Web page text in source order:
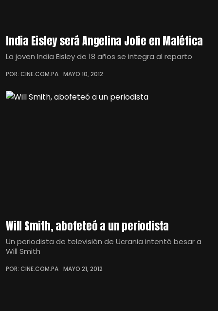
India Eisley será Angelina Jolie en Maléfica
La joven India Eisley de 18 años se integra al reparto
POR: CINE.COM.PA MAYO 10, 2012
Will Smith, abofeteó a un periodista
Un periodista de televisión de Ucrania intentó besar a
Will Smith
POR: CINE.COM.PA MAYO 21, 2012